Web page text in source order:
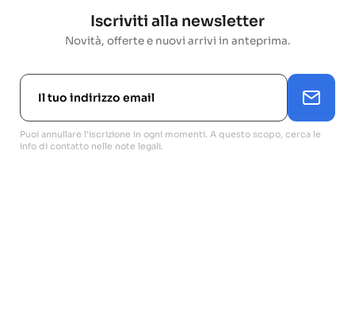
Iscriviti alla newsletter
Novità, offerte e nuovi arrivi in anteprima.
Puoi annullare l'iscrizione in ogni momenti. A questo scopo, cerca le
info di contatto nelle note legali.